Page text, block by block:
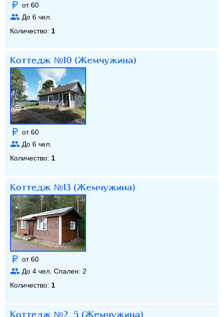
от 60
До 6 чел.
Количество: 1
Коттедж №10 (Жемчужина)
от 60
До 6 чел.
Количество: 1
Коттедж №13 (Жемчужина)
от 60
До 4 чел. Спален: 2
Количество: 1
Коттедж №2, 5 (Жемчужина)